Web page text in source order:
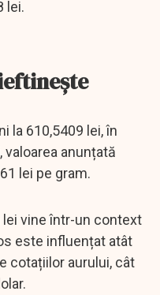
lei.
la 610,5409 lei, în
anunțată
lei pe gram.
vine într-un context
este influențat atât
cotațiilor aurului, cât